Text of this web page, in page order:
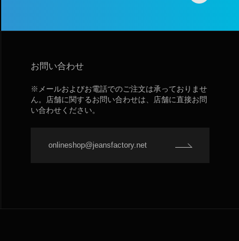
お問い合わせ
※メールおよびお電話でのご注文は承っておりませ
ん。店舗に関するお問い合わせは、店舗に直接お問
い合わせください。
onlineshop@jeansfactory.net